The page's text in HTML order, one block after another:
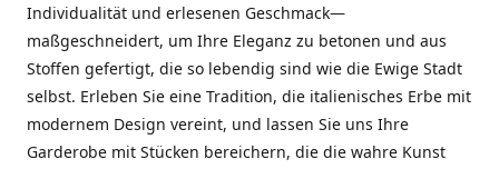
Individualität und erlesenen Geschmack—
maßgeschneidert, um Ihre Eleganz zu betonen und aus
Stoffen gefertigt, die so lebendig sind wie die Ewige Stadt
selbst. Erleben Sie eine Tradition, die italienisches Erbe mit
modernem Design vereint, und lassen Sie uns Ihre
Garderobe mit Stücken bereichern, die die wahre Kunst